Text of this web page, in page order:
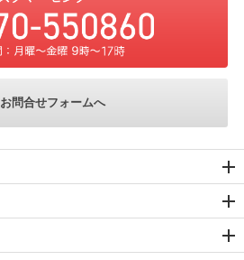
お問合せフォームへ